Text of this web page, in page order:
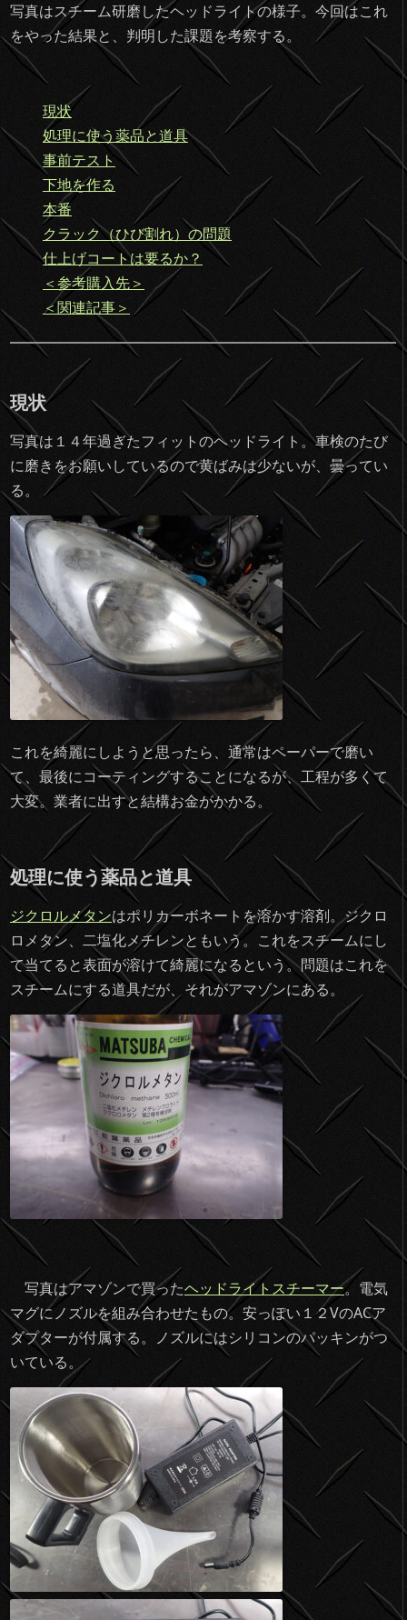
写真はスチーム研磨したヘッドライトの様子。今回はこれ
をやった結果と、判明した課題を考察する。
現状
処理に使う薬品と道具
事前テスト
下地を作る
本番
クラック（ひび割れ）の問題
仕上げコートは要るか？
＜参考購入先＞
＜関連記事＞
現状
写真は１４年過ぎたフィットのヘッドライト。車検のたび
に磨きをお願いしているので黄ばみは少ないが、曇ってい
る。
これを綺麗にしようと思ったら、通常はペーパーで磨い
て、最後にコーティングすることになるが、工程が多くて
大変。業者に出すと結構お金がかかる。
処理に使う薬品と道具
ジクロルメタンはポリカーボネートを溶かす溶剤。ジクロ
ロメタン、二塩化メチレンともいう。これをスチームにし
て当てると表面が溶けて綺麗になるという。問題はこれを
スチームにする道具だが、それがアマゾンにある。
写真はアマゾンで買ったヘッドライトスチーマー。電気
マグにノズルを組み合わせたもの。安っぽい１２VのACア
ダプターが付属する。ノズルにはシリコンのパッキンがつ
いている。